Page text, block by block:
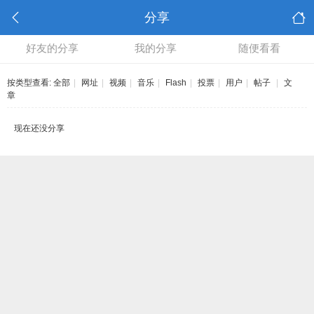
分享
好友的分享 我的分享 随便看看
按类型查看: 全部 网址 视频 音乐 Flash 投票 用户 帖子
文
章
现在还没分享